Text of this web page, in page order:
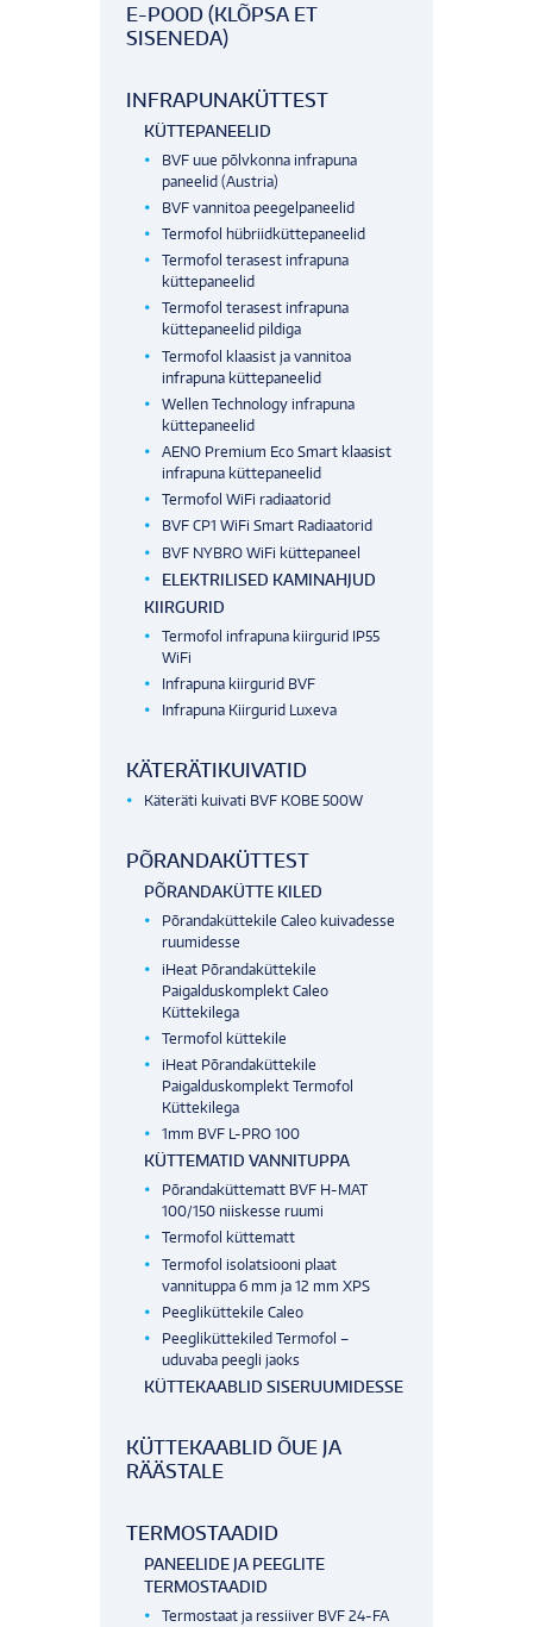
E-POOD (KLÕPSA ET
SISENEDA)
INFRAPUNAKÜTTEST
KÜTTEPANEELID
BVF uue põlvkonna infrapuna
paneelid (Austria)
BVF vannitoa peegelpaneelid
Termofol hübriidküttepaneelid
Termofol terasest infrapuna
küttepaneelid
Termofol terasest infrapuna
küttepaneelid pildiga
Termofol klaasist ja vannitoa
infrapuna küttepaneelid
Wellen Technology infrapuna
küttepaneelid
AENO Premium Eco Smart klaasist
infrapuna küttepaneelid
Termofol WiFi radiaatorid
BVF CP1 WiFi Smart Radiaatorid
BVF NYBRO WiFi küttepaneel
ELEKTRILISED KAMINAHJUD
KIIRGURID
Termofol infrapuna kiirgurid IP55
WiFi
Infrapuna kiirgurid BVF
Infrapuna Kiirgurid Luxeva
KÄTERÄTIKUIVATID
Käteräti kuivati BVF KOBE 500W
PÕRANDAKÜTTEST
PÕRANDAKÜTTE KILED
Põrandaküttekile Caleo kuivadesse
ruumidesse
iHeat Põrandaküttekile
Paigalduskomplekt Caleo
Küttekilega
Termofol küttekile
iHeat Põrandaküttekile
Paigalduskomplekt Termofol
Küttekilega
1mm BVF L-PRO 100
KÜTTEMATID VANNITUPPA
Põrandaküttematt BVF H-MAT
100/150 niiskesse ruumi
Termofol küttematt
Termofol isolatsiooni plaat
vannituppa 6 mm ja 12 mm XPS
Peegliküttekile Caleo
Peegliküttekiled Termofol –
uduvaba peegli jaoks
KÜTTEKAABLID SISERUUMIDESSE
KÜTTEKAABLID ÕUE JA
RÄÄSTALE
TERMOSTAADID
PANEELIDE JA PEEGLITE
TERMOSTAADID
Termostaat ja ressiiver BVF 24-FA